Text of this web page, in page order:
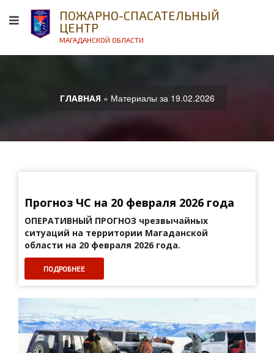
ПОЖАРНО-СПАСАТЕЛЬНЫЙ
ЦЕНТР
МАГАДАНСКОЙ ОБЛАСТИ
ГЛАВНАЯ » Материалы за 19.02.2026
Прогноз ЧС на 20 февраля 2026 года
ОПЕРАТИВНЫЙ ПРОГНОЗ чрезвычайных
ситуаций на территории Магаданской
области на 20 февраля 2026 года.
ПОДРОБНЕЕ